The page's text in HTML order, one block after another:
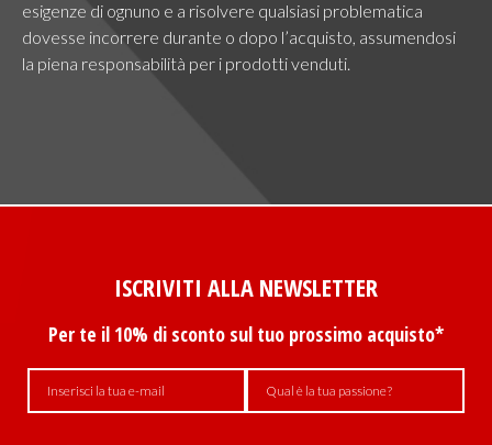
esigenze di ognuno e a risolvere qualsiasi problematica
dovesse incorrere durante o dopo l’acquisto, assumendosi
la piena responsabilità per i prodotti venduti.
ISCRIVITI ALLA NEWSLETTER
Per te il 10% di sconto sul tuo prossimo acquisto*